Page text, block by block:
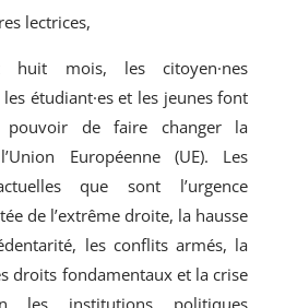
lectrices,
huit mois, les citoyen·nes
étudiant·es et les jeunes font
de faire changer la
Européenne (UE). Les
que sont l’urgence
de l’extrême droite, la hausse
les conflits armés, la
droits fondamentaux et la crise
les institutions politiques